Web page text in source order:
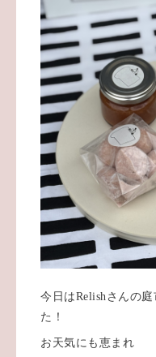
今日はRelishさんの
た！
お天気にも恵まれ